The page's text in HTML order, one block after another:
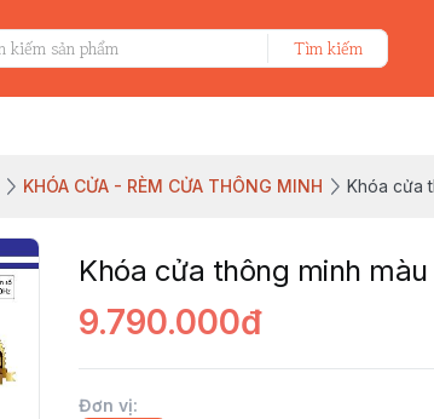
Tìm kiếm
KHÓA CỬA - RÈM CỬA THÔNG MINH Khóa cửa
Khóa cửa thông minh
9.790.000đ
Đơn vị: